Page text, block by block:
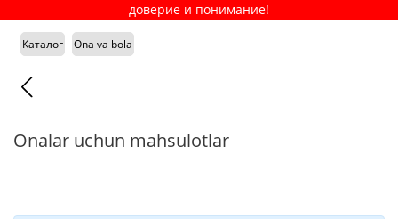
доверие и понимание!
Каталог Ona va bola
Onalar uchun mahsulotlar